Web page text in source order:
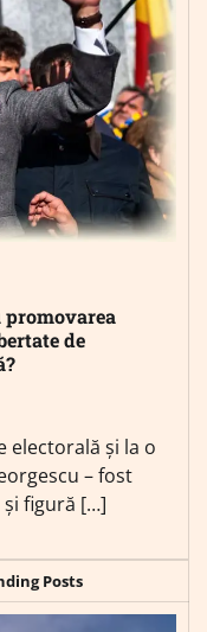
promovarea
de
electorală și la o
– fost
figură […]
Posts